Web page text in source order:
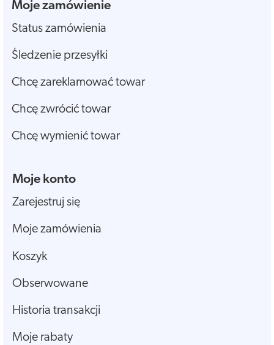
Moje zamówienie
Status zamówienia
Śledzenie przesyłki
Chcę zareklamować towar
Chcę zwrócić towar
Chcę wymienić towar
Moje konto
Zarejestruj się
Moje zamówienia
Koszyk
Obserwowane
Historia transakcji
Moje rabaty